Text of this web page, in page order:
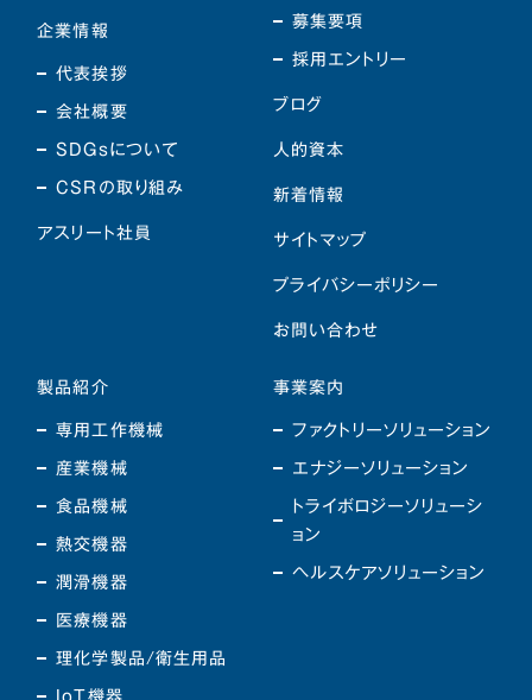
企業情報
代表挨拶
会社概要
SDGsについて
CSRの取り組み
アスリート社員
事業案内
ファクトリーソリューション
エナジーソリューション
トライボロジーソリューシ
ョン
ヘルスケアソリューション
製品紹介
専用工作機械
産業機械
食品機械
熱交機器
潤滑機器
医療機器
理化学製品/衛生用品
募集要項
採用エントリー
ブログ
人的資本
新着情報
サイトマップ
プライバシーポリシー
お問い合わせ